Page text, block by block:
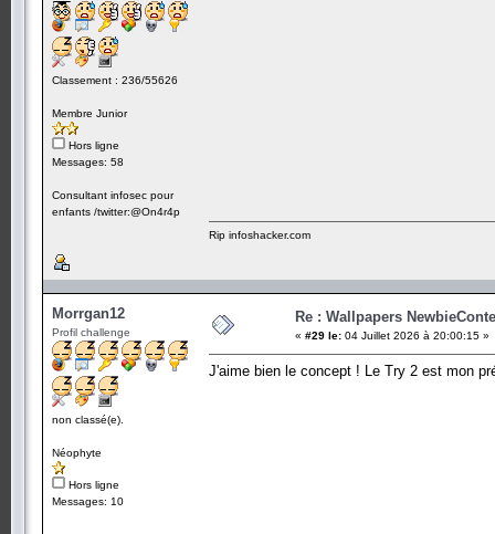
Classement : 236/55626
Membre Junior
Hors ligne
Messages: 58
Consultant infosec pour
enfants /twitter:@On4r4p
Rip infoshacker.com
Morrgan12
Profil challenge
non classé(e).
Néophyte
Hors ligne
Messages: 10
Re : Wallpapers
« #29 le: 04 Juillet 2026 à 20:00:15 »
J'aime bien le concept ! Le Try 2 est mon